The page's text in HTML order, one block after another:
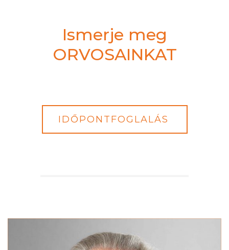
Ismerje meg
ORVOSAINKAT
IDŐPONTFOGLALÁS